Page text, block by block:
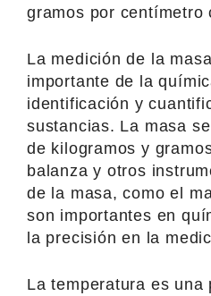
gramos por centímetro
La medición de la
importante de la
identificación y
sustancias. La masa
de kilogramos y
balanza y otros
de la masa, como el
son importantes en
la precisión en la
La temperatura es una